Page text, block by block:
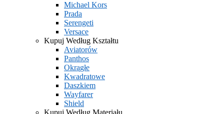
Michael Kors
Prada
Serengeti
Versace
Kupuj Według Kształtu
Aviatorów
Panthos
Okrągłe
Kwadratowe
Daszkiem
Wayfarer
Shield
Kupuj Według Materiału